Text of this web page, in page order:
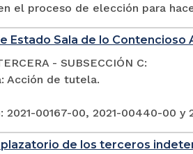
el proceso de elección para
Estado Sala de lo Contencioso
- SUBSECCIÓN C:
Acción de tutela.
2021-00167-00, 2021-00440-00 y
de los terceros